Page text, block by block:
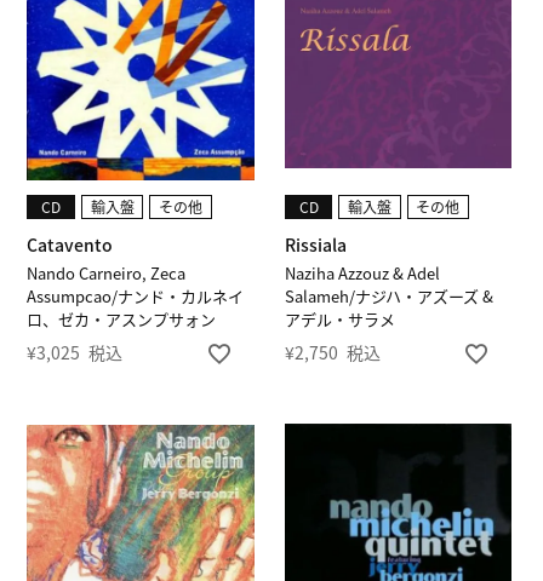
Nando Carneiro, Zeca
Assumpcao/ナンド・カルネイ
ロ、ゼカ・アスンプサォン
Catavento
CD 輸入盤 その他
¥3,025 税込
Naziha Azzouz & Adel
Salameh/ナジハ・アズーズ &
アデル・サラメ
Rissiala
CD 輸入盤 その他
¥2,750 税込